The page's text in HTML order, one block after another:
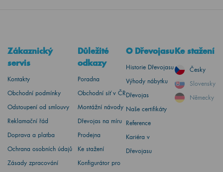
Zákaznický
servis
Kontakty
Obchodní podmínky
Odstoupení od smlouvy
Reklamační řád
Doprava a platba
Ochrana osobních údajů
Zásady zpracování
Důležité
odkazy
Poradna
Obchodní síť v ČR
Montážní návody
Dřevojas na míru
Prodejna
Ke stažení
Konfigurátor pro
O Dřevojasu
Historie Dřevojasu
Výhody nábytku
Dřevojas
Naše certifikáty
Reference
Kariéra v
Dřevojasu
Ke stažení
Česky
Slovensky
Německy